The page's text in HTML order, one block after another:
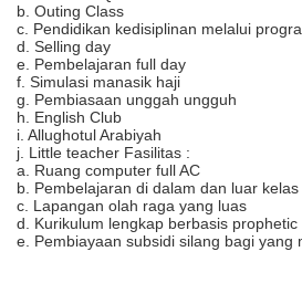
b. Outing Class
c. Pendidikan kedisiplinan melalui
d. Selling day
e. Pembelajaran full day
f. Simulasi manasik haji
g. Pembiasaan unggah ungguh
h. English Club
i. Allughotul Arabiyah
j. Little teacher Fasilitas :
a. Ruang computer full AC
b. Pembelajaran di dalam dan luar kelas
c. Lapangan olah raga yang luas
d. Kurikulum lengkap berbasis prophetic
e. Pembiayaan subsidi silang bagi yang